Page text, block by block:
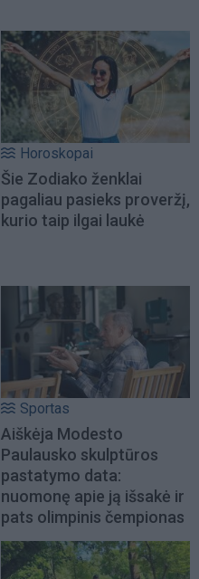
Horoskopai
Šie Zodiako ženklai
pagaliau pasieks proveržį,
kurio taip ilgai laukė
Sportas
Aiškėja Modesto
Paulausko skulptūros
pastatymo data:
nuomonę apie ją išsakė ir
pats olimpinis čempionas